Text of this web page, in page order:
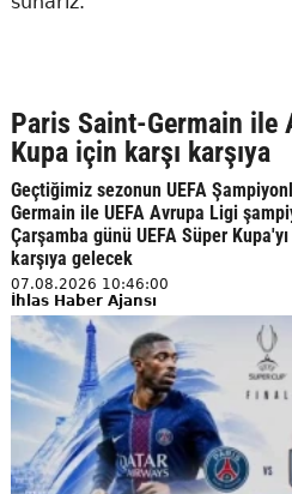
Paris Saint-Germain ile
Kupa için karşı karşıya
Geçtiğimiz sezonun UEFA
Germain ile UEFA Avrupa Ligi
Çarşamba günü UEFA Süper
karşıya gelecek
07.08.2026 10:46:00
İhlas Haber Ajansı